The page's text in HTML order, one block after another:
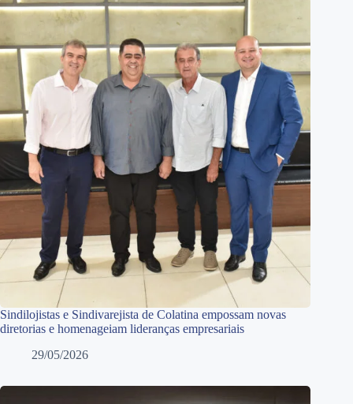
Sindilojistas e Sindivarejista de Colatina empossam novas
diretorias e homenageiam lideranças empresariais
29/05/2026